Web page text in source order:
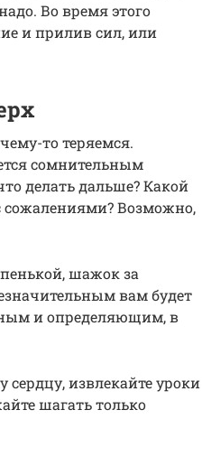
Во время этого
и прилив сил, или
то теряемся.
сомнительным
делать дальше? Какой
сожалениями? Возможно,
шажок за
вам будет
и определяющим, в
извлекайте уроки
шагать только